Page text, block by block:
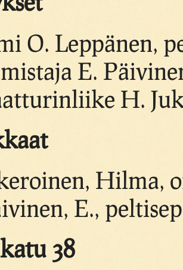
O. Leppänen,
E.
H.
Hilma,
E.,
38